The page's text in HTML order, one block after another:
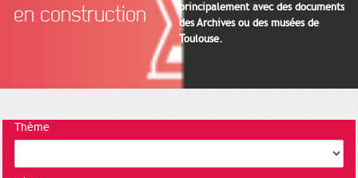
en construction
principalement avec des documents
des Archives ou des musées de
Toulouse.
Thème